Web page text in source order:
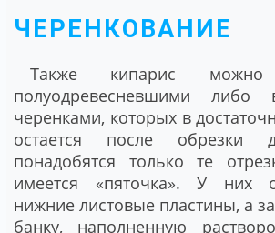
ЧЕРЕНКОВАНИЕ
Также кипарис можно
полуодревесневшими либо
черенками, которых в
остается после обрезки
понадобятся только те
имеется «пяточка». У них
нижние листовые пластины, а
банку, наполненную